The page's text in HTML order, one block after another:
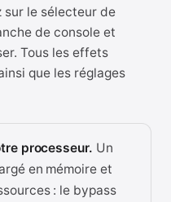
sur le sélecteur de
de console et
Tous les effets
que les réglages
processeur. Un
en mémoire et
: le bypass